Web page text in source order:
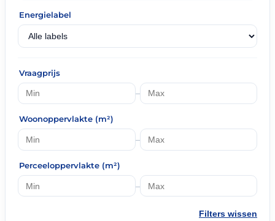
Energielabel
Vraagprijs
–
Woonoppervlakte (m²)
–
Perceeloppervlakte (m²)
–
Filters wissen